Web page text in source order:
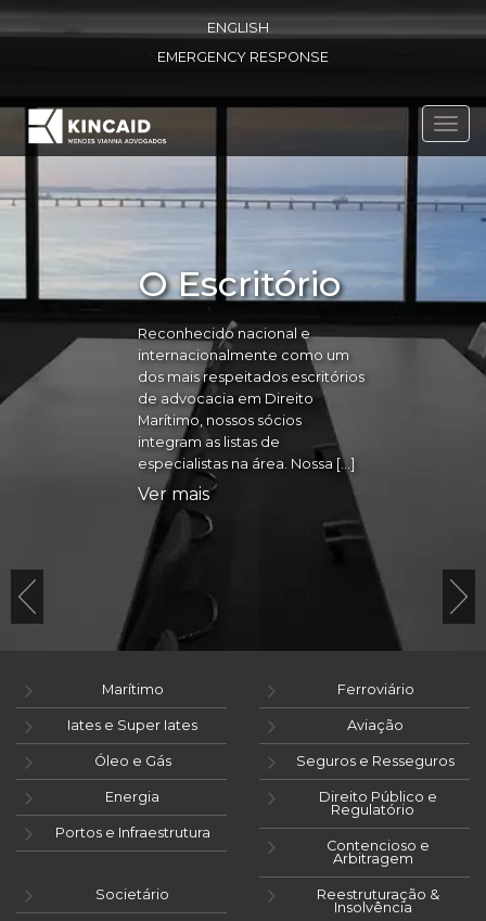
ENGLISH
EMERGENCY RESPONSE
O Escritório
Reconhecido nacional e
internacionalmente como um
dos mais respeitados escritórios
de advocacia em Direito
Marítimo, nossos sócios
integram as listas de
especialistas na área. Nossa […]
Ver mais
Marítimo
Iates e Super Iates
Óleo e Gás
Energia
Portos e Infraestrutura
Ferroviário
Aviação
Seguros e Resseguros
Direito Público e
Regulatório
Contencioso e
Arbitragem
Societário
Reestruturação &
Insolvência